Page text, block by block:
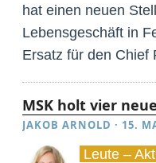
hat einen neuen
Lebensgeschäft in
Ersatz für den Chief
MSK holt vier
JAKOB ARNOLD · 15.
Leute –